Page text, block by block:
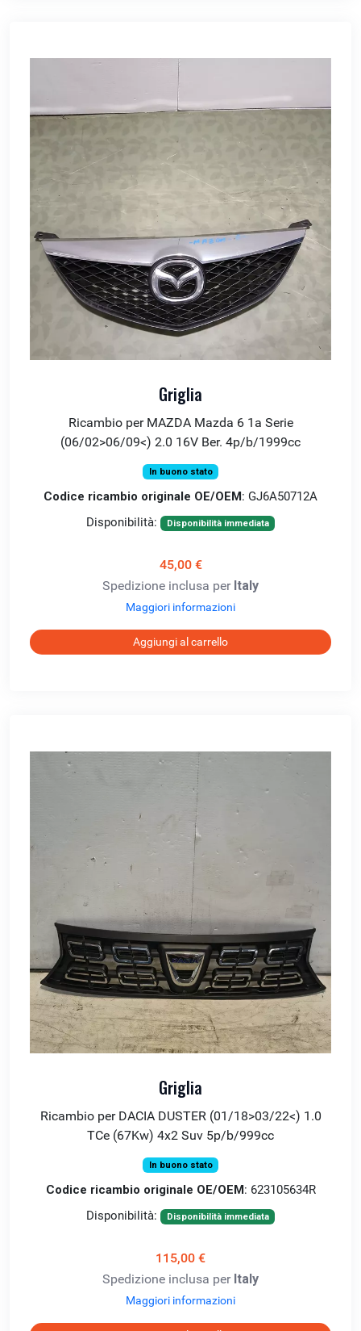
Griglia
Ricambio per MAZDA Mazda 6 1a Serie
(06/02>06/09<) 2.0 16V Ber. 4p/b/1999cc
In buono stato
Codice ricambio originale OE/OEM: GJ6A50712A
Disponibilità:
Disponibilità immediata
45,00 €
Spedizione inclusa per Italy
Maggiori informazioni
Aggiungi al carrello
Griglia
Ricambio per DACIA DUSTER (01/18>03/22<) 1.0
TCe (67Kw) 4x2 Suv 5p/b/999cc
In buono stato
Codice ricambio originale OE/OEM: 623105634R
Disponibilità:
Disponibilità immediata
115,00 €
Spedizione inclusa per Italy
Maggiori informazioni